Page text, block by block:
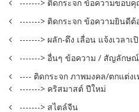
-------> ติดกระจก ข้อความขอบคุ
-------> ติดกระจก ข้อความยินดีต้
-------> ผลัก-ดึง เลื่อน แจ้งเวลาเ
-------> อื่นๆ ข้อความ / สัญลักษณ์
---- ติดกระจก ภาพมงคล/ตกแต่ง
-------> คริสมาสต์ ปีใหม่
-------> สไตล์จีน